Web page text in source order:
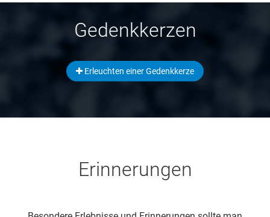
Gedenkkerzen
Erleuchten einer Gedenkkerze
Erinnerungen